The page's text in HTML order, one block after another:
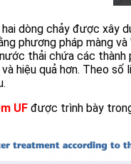
dòng chảy được xây
phương pháp màng và
thải chứa các
hiệu quả hơn. Theo
UF được trình bày